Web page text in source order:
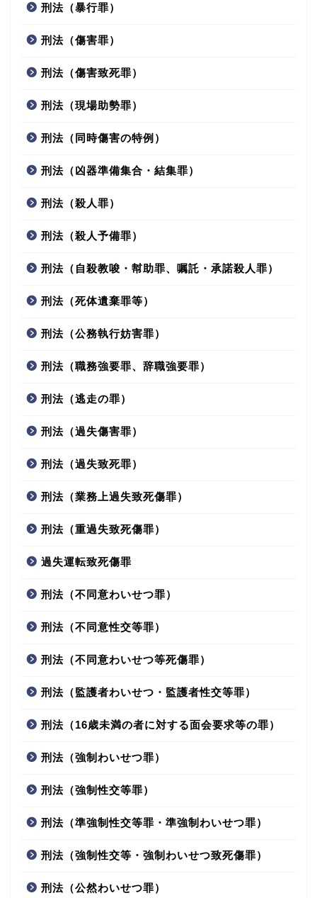
刑法（暴行罪）
刑法（傷害罪）
刑法（傷害致死罪）
刑法（現場助勢罪）
刑法（同時傷害の特例）
刑法（凶器準備集合・結集罪）
刑法（殺人罪）
刑法（殺人予備罪）
刑法（自殺教唆・幇助罪、嘱託・承諾殺人罪）
刑法（死体遺棄罪等）
刑法（公務執行妨害罪）
刑法（職務強要罪、辞職強要罪）
刑法（逃走の罪）
刑法（過失傷害罪）
刑法（過失致死罪）
刑法（業務上過失致死傷罪）
刑法（重過失致死傷罪）
過失運転致死傷罪
刑法（不同意わいせつ罪）
刑法（不同意性交等罪）
刑法（不同意わいせつ等死傷罪）
刑法（監護者わいせつ・監護者性交等罪）
刑法（16歳未満の者に対する面会要求等の罪）
刑法（強制わいせつ罪）
刑法（強制性交等罪）
刑法（準強制性交等罪・準強制わいせつ罪）
刑法（強制性交等・強制わいせつ致死傷罪）
刑法（公然わいせつ罪）